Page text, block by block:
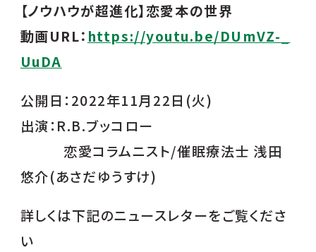
【ノウハウが超進化】恋愛本の世界
動画URL： https://youtu.be/DUmVZ-_
UuDA
公開日：2022年11月22日(火)
出演：R.B.ブッコロー
恋愛コラムニスト/催眠療法士 浅田
悠介(あさだゆうすけ)
詳しくは下記のニュースレターをご覧くださ
い